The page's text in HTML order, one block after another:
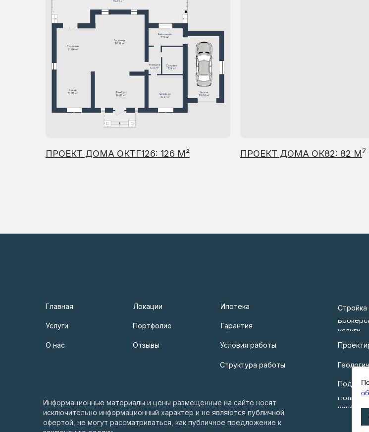
ПРОЕКТ ДОМА ОКТГ126: 126 М² ПРОЕКТ ДОМА ОК82: 82 М2
Информационные материалы и цены размещенные на сайте носят
исключительно информационный характер и не являются публичной
офертой, не могут рассматриваться, как публичное предложение к
О нас
Локации
Портфолио
Отзывы
Ипотека
Гарантия
Условия работы
Структура работы
Главная
Услуги
услуги